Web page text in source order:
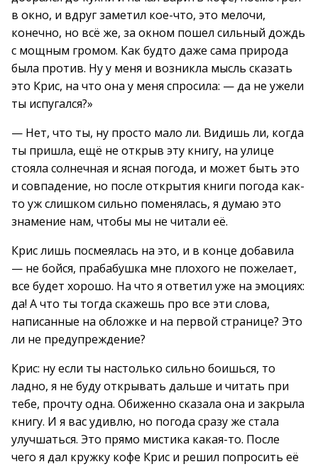
в окно, и вдруг заметил кое-что, это мелочи,
конечно, но всё же, за окном пошел сильный дождь
с мощным громом. Как будто даже сама природа
была против. Ну у меня и возникла мысль сказать
это Крис, на что она у меня спросила: — да не ужели
ты испугался?»
— Нет, что ты, ну просто мало ли. Видишь ли, когда
ты пришла, ещё не открыв эту книгу, на улице
стояла солнечная и ясная погода, и может быть это
и совпадение, но после открытия книги погода как-
то уж слишком сильно поменялась, я думаю это
знамение нам, чтобы мы не читали её.
Крис лишь посмеялась на это, и в конце добавила
— не бойся, прабабушка мне плохого не пожелает,
все будет хорошо. На что я ответил уже на эмоциях:
да! А что ты тогда скажешь про все эти слова,
написанные на обложке и на первой странице? Это
ли не предупреждение?
Крис: ну если ты настолько сильно боишься, то
ладно, я не буду открывать дальше и читать при
тебе, прочту одна. Обиженно сказала она и закрыла
книгу. И я вас удивлю, но погода сразу же стала
улучшаться. Это прямо мистика какая-то. После
чего я дал кружку кофе Крис и решил попросить её